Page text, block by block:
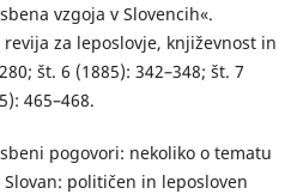
vzgoja v Slovencih«.
za leposlovje, književnost in
št. 6 (1885): 342–348; št. 7
465–468.
pogovori: nekoliko o tematu
političen in leposloven